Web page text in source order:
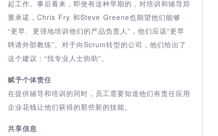
起工作。事后看来，即使有这种早期的，对培训和辅导郑
重承诺，Chris Fry 和Steve Greene也期望他们能够
“更早、更强地培训他们的产品负责人”，他们应该“更早
聘请外部教练”。对于向Scrum转型的公司，他们给出了
这个建议：“找专业人士协助”。
赋予个体责任
在提供辅导和培训的同时，员工需要知道他们有责任应用
企业花钱让他们获得的那些新的技能。
共享信息